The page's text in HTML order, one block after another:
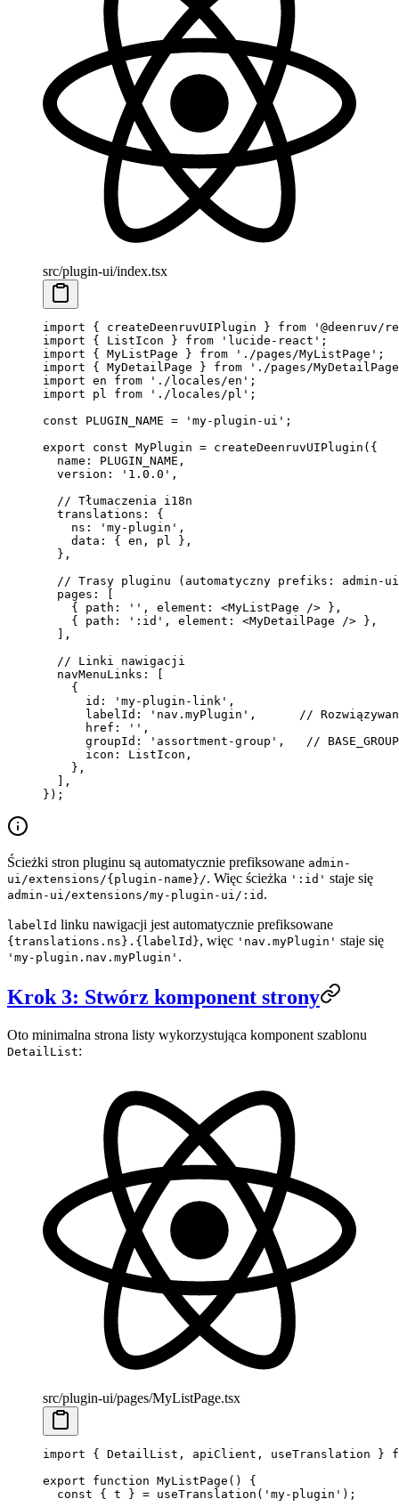
src/plugin-ui/index.tsx
import { createDeenruvUIPlugin } from '@deenruv/
import { ListIcon } from 'lucide-react' ;
import { MyListPage } from './pages/MyListPage' ;
import { MyDetailPage } from './pages/
import en from './locales/en' ;
import pl from './locales/pl' ;
const PLUGIN_NAME = 'my-plugin-ui' ;
export const MyPlugin = createDeenruvUIPlugin ({
  name:
PLUGIN_NAME ,
  version:
'1.0.0' ,
  // Tłumaczenia i18n
  translations: {
    ns:
'my-plugin' ,
    data: { en, pl },
  },
// Trasy pluginu (automatyczny prefiks: admin-
  pages: [
    { path:
'' , element: <MyListPage /> },
    { path:
':id' , element: <MyDetailPage /> },
  ],
  // Linki nawigacji
  navMenuLinks: [
    {
      id:
'my-plugin-link' ,
      labelId:
'nav.myPlugin' , //
      href:
'' ,
      groupId:
'assortment-group' , //
      icon: ListIcon,
    },
  ],
});
Ścieżki stron pluginu są automatycznie prefiksowane admin-
ui/extensions/{plugin-name}/. Więc ścieżka ':id' staje się
admin-ui/extensions/my-plugin-ui/:id .
labelId linku nawigacji jest automatycznie prefiksowane
{translations.ns}.{labelId}, więc 'nav.myPlugin' staje się
'my-plugin.nav.myPlugin' .
Krok 3: Stwórz komponent strony
Oto minimalna strona listy wykorzystująca komponent szablonu
DetailList:
src/plugin-ui/pages/MyListPage.tsx
import { DetailList, apiClient, useTranslation }
export function MyListPage () {
  const
{ t } = useTranslation ( 'my-plugin' );